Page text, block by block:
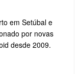
em Setúbal e
por novas
desde 2009.